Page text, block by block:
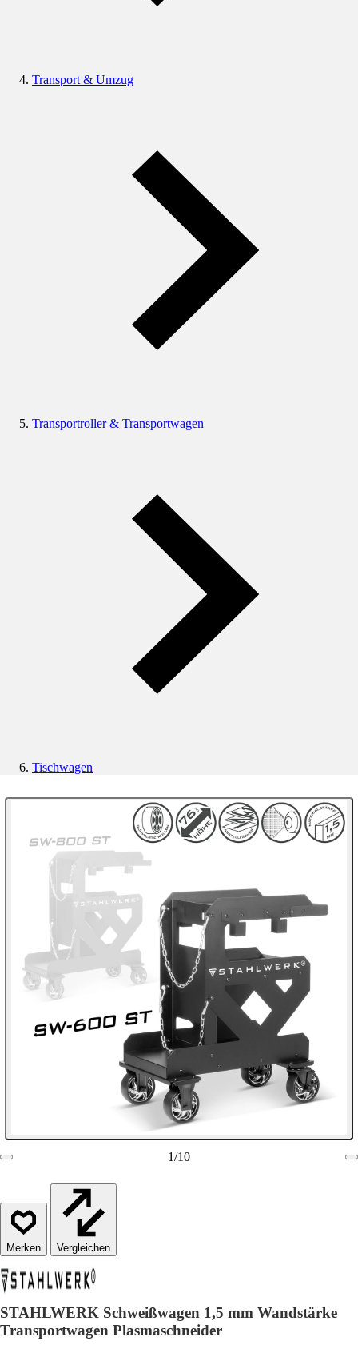
Transport & Umzug
Transportroller & Transportwagen
Tischwagen
1/10
Vergleichen
STAHLWERK Schweißwagen 1,5 mm Wandstärke
Transportwagen Plasmaschneider